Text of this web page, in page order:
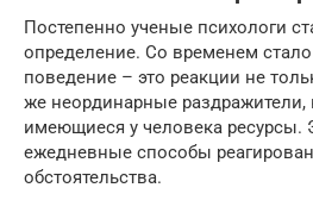
Постепенно ученые психологи
определение. Со временем стало
поведение – это реакции не
же неординарные
имеющиеся у человека ресурсы.
ежедневные способы
обстоятельства.